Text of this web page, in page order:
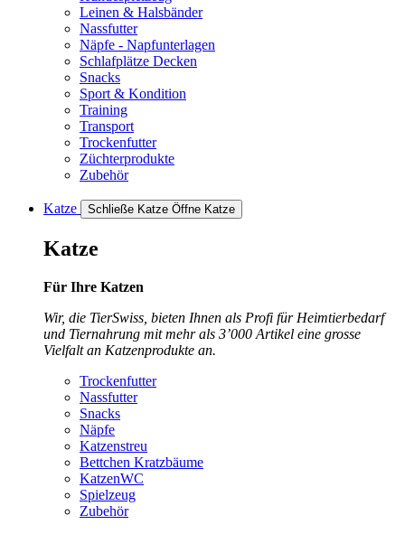
Leinen & Halsbänder
Nassfutter
Näpfe - Napfunterlagen
Schlafplätze Decken
Snacks
Sport & Kondition
Training
Transport
Trockenfutter
Züchterprodukte
Zubehör
Katze Schließe Katze Öffne Katze
Katze
Für Ihre Katzen
Wir, die TierSwiss, bieten Ihnen als Profi für Heimtierbedarf
und Tiernahrung mit mehr als 3’000 Artikel eine grosse
Vielfalt an Katzenprodukte an.
Trockenfutter
Nassfutter
Snacks
Näpfe
Katzenstreu
Bettchen Kratzbäume
KatzenWC
Spielzeug
Zubehör